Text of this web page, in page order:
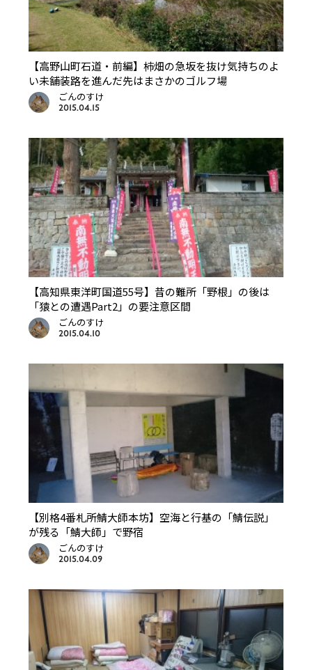
【高野山町石道・前編】柿畑の急坂を抜け気持ちのよ
い未舗装路を進んだ先はまさかのゴルフ場
ごんのすけ
2015.04.15
【高知県東洋町国道55号】昔の難所「野根」の後は
「猿との遭遇Part2」の要注意区間
ごんのすけ
2015.04.10
【別格4番札所鯖大師本坊】空海と行基の「鯖伝説」
が残る「鯖大師」で野宿
ごんのすけ
2015.04.09